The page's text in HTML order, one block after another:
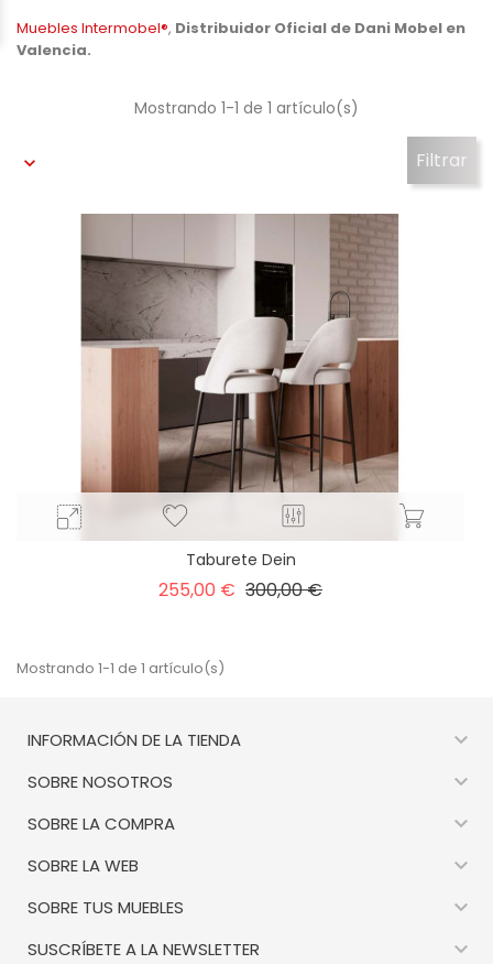
Muebles Intermobel®, Distribuidor Oficial de Dani Mobel en
Valencia.
Filtrar
Mostrando 1-1 de 1 artículo(s)
Taburete Dein
255,00 € Precio
300,00 €Precio
Mostrando 1-1 de 1 artículo(s)
INFORMACIÓN DE LA TIENDA 
SOBRE NOSOTROS 
SOBRE LA COMPRA 
SOBRE LA WEB 
SOBRE TUS MUEBLES 
SUSCRÍBETE A LA NEWSLETTER 